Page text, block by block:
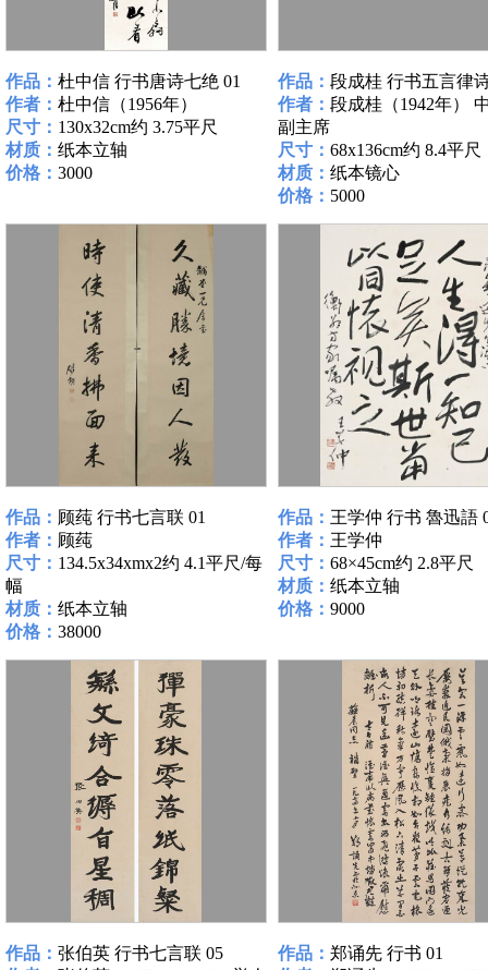
作品： 杜中信 行书唐诗七绝 01
作者： 杜中信（1956年）
尺寸： 130x32cm约 3.75平尺
材质： 纸本立轴
价格： 3000
作品： 段成桂 行书五言律
作者： 段成桂（1942年）
副主席
尺寸： 68x136cm约 8.4平尺
材质： 纸本镜心
价格： 5000
作品： 顾莼 行书七言联 01
作者： 顾莼
尺寸： 134.5x34xmx2约 4.1平尺/每
幅
材质： 纸本立轴
价格： 38000
作品： 王学仲 行书 魯迅語
作者： 王学仲
尺寸： 68×45cm约 2.8平尺
材质： 纸本立轴
价格： 9000
作品： 张伯英 行书七言联 05
作品： 郑诵先 行书 01